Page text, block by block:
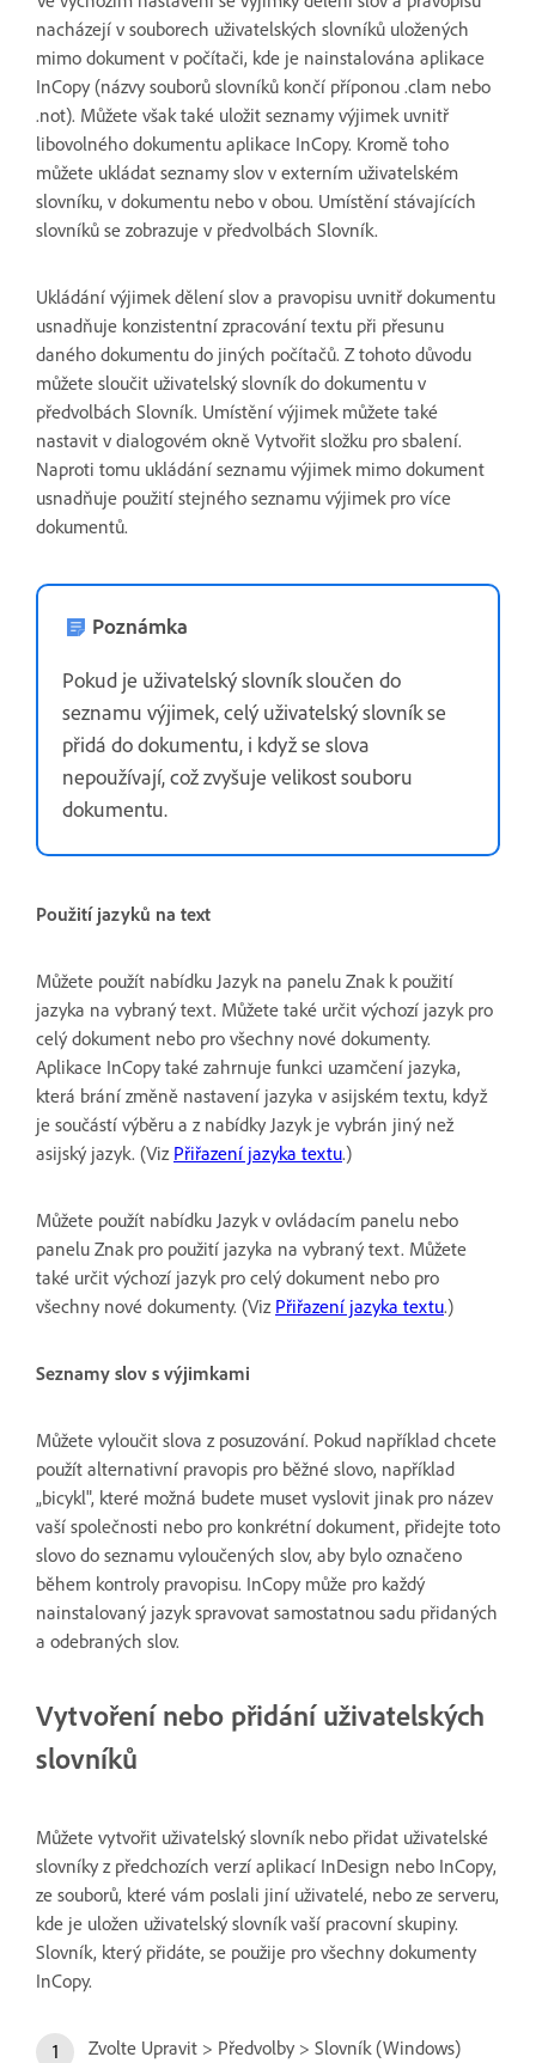
nacházejí v souborech uživatelských slovníků uložených
mimo dokument v počítači, kde je nainstalována aplikace
InCopy (názvy souborů slovníků končí příponou .clam nebo
.not). Můžete však také uložit seznamy výjimek uvnitř
libovolného dokumentu aplikace InCopy. Kromě toho
můžete ukládat seznamy slov v externím uživatelském
slovníku, v dokumentu nebo v obou. Umístění stávajících
slovníků se zobrazuje v předvolbách Slovník.
Ukládání výjimek dělení slov a pravopisu uvnitř dokumentu
usnadňuje konzistentní zpracování textu při přesunu
daného dokumentu do jiných počítačů. Z tohoto důvodu
můžete sloučit uživatelský slovník do dokumentu v
předvolbách Slovník. Umístění výjimek můžete také
nastavit v dialogovém okně Vytvořit složku pro sbalení.
Naproti tomu ukládání seznamu výjimek mimo dokument
usnadňuje použití stejného seznamu výjimek pro více
dokumentů.
Poznámka
Pokud je uživatelský slovník sloučen do
seznamu výjimek, celý uživatelský slovník se
přidá do dokumentu, i když se slova
nepoužívají, což zvyšuje velikost souboru
dokumentu.
Použití jazyků na text
Můžete použít nabídku Jazyk na panelu Znak k použití
jazyka na vybraný text. Můžete také určit výchozí jazyk pro
celý dokument nebo pro všechny nové dokumenty.
Aplikace InCopy také zahrnuje funkci uzamčení jazyka,
která brání změně nastavení jazyka v asijském textu, když
je součástí výběru a z nabídky Jazyk je vybrán jiný než
asijský jazyk. (Viz Přiřazení jazyka textu.)
Můžete použít nabídku Jazyk v ovládacím panelu nebo
panelu Znak pro použití jazyka na vybraný text. Můžete
také určit výchozí jazyk pro celý dokument nebo pro
všechny nové dokumenty. (Viz Přiřazení jazyka textu.)
Seznamy slov s výjimkami
Můžete vyloučit slova z posuzování. Pokud například chcete
použít alternativní pravopis pro běžné slovo, například
„bicykl", které možná budete muset vyslovit jinak pro název
vaší společnosti nebo pro konkrétní dokument, přidejte toto
slovo do seznamu vyloučených slov, aby bylo označeno
během kontroly pravopisu. InCopy může pro každý
nainstalovaný jazyk spravovat samostatnou sadu přidaných
a odebraných slov.
Vytvoření nebo přidání uživatelských
slovníků
Můžete vytvořit uživatelský slovník nebo přidat uživatelské
slovníky z předchozích verzí aplikací InDesign nebo InCopy,
ze souborů, které vám poslali jiní uživatelé, nebo ze serveru,
kde je uložen uživatelský slovník vaší pracovní skupiny.
Slovník, který přidáte, se použije pro všechny dokumenty
InCopy.
Zvolte Upravit > Předvolby > Slovník (Windows)